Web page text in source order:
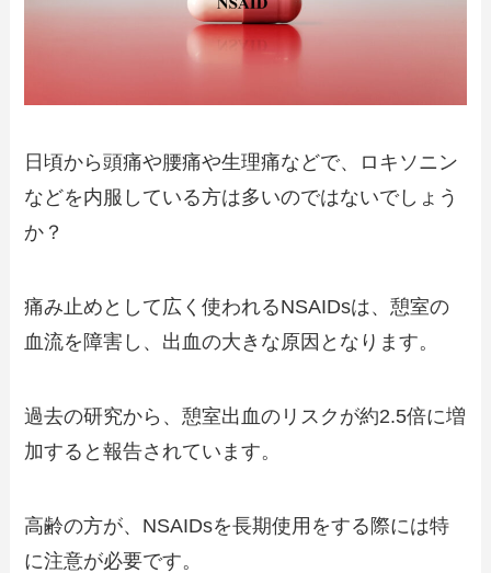
日頃から頭痛や腰痛や生理痛などで、ロキソニン
などを内服している方は多いのではないでしょう
か？
痛み止めとして広く使われるNSAIDsは、憩室の
血流を障害し、出血の大きな原因となります。
過去の研究から、憩室出血のリスクが約2.5倍に増
加すると報告されています。
高齢の方が、NSAIDsを長期使用をする際には特
に注意が必要です。